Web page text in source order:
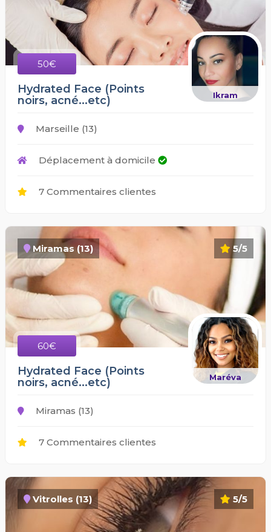
50€
Ikram
Hydrated Face (Points
noirs, acné...etc)
Marseille (13)
Déplacement à domicile
7 Commentaires clientes
5/5
Miramas (13)
60€
Maréva
Hydrated Face (Points
noirs, acné...etc)
Miramas (13)
7 Commentaires clientes
5/5
Vitrolles (13)